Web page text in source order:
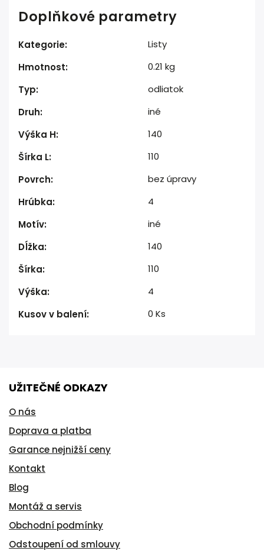
Doplňkové parametry
Kategorie:
Listy
Hmotnost:
0.21 kg
Typ:
odliatok
Druh:
iné
Výška H:
140
Šírka L:
110
Povrch:
bez úpravy
Hrúbka:
4
Motív:
iné
Dĺžka:
140
Šírka:
110
Výška:
4
Kusov v balení: 0 Ks
UŽITEČNÉ ODKAZY
O nás
Doprava a platba
Garance nejnižší ceny
Kontakt
Blog
Montáž a servis
Obchodní podmínky
Odstoupení od smlouvy